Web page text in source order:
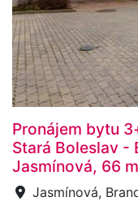
Pronájem bytu
Stará Boleslav -
Jasmínová, 66 m
Jasmínová,